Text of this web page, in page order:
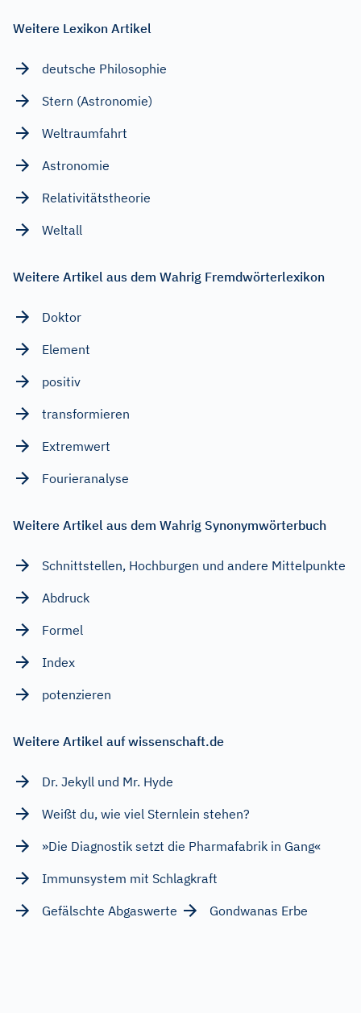
Weitere Lexikon Artikel
deutsche Philosophie
Stern (Astronomie)
Weltraumfahrt
Astronomie
Relativitätstheorie
Weltall
Weitere Artikel aus dem Wahrig Fremdwörterlexikon
Doktor
Element
positiv
transformieren
Extremwert
Fourieranalyse
Weitere Artikel aus dem Wahrig Synonymwörterbuch
Schnittstellen, Hochburgen und andere Mittelpunkte
Abdruck
Formel
Index
potenzieren
Weitere Artikel auf wissenschaft.de
Dr. Jekyll und Mr. Hyde
Weißt du, wie viel Sternlein stehen?
»Die Diagnostik setzt die Pharmafabrik in Gang«
Immunsystem mit Schlagkraft
Gefälschte Abgaswerte
Gondwanas Erbe